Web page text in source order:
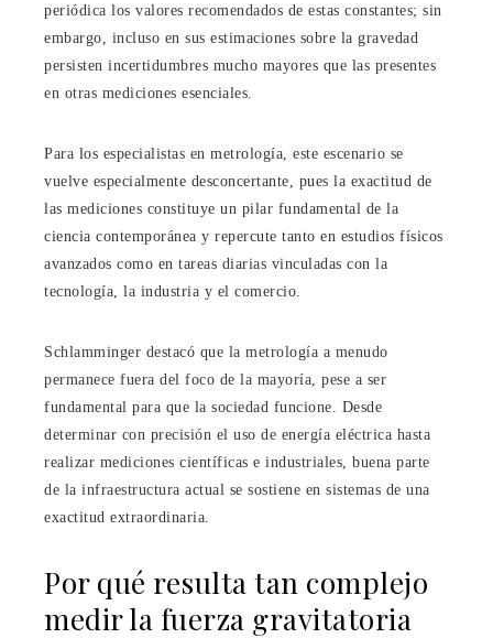
periódica los valores recomendados de estas constantes; sin
embargo, incluso en sus estimaciones sobre la gravedad
persisten incertidumbres mucho mayores que las presentes
en otras mediciones esenciales.
Para los especialistas en metrología, este escenario se
vuelve especialmente desconcertante, pues la exactitud de
las mediciones constituye un pilar fundamental de la
ciencia contemporánea y repercute tanto en estudios físicos
avanzados como en tareas diarias vinculadas con la
tecnología, la industria y el comercio.
Schlamminger destacó que la metrología a menudo
permanece fuera del foco de la mayoría, pese a ser
fundamental para que la sociedad funcione. Desde
determinar con precisión el uso de energía eléctrica hasta
realizar mediciones científicas e industriales, buena parte
de la infraestructura actual se sostiene en sistemas de una
exactitud extraordinaria.
Por qué resulta tan complejo
medir la fuerza gravitatoria